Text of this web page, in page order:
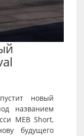
новый
названием
MEB Short,
будущего